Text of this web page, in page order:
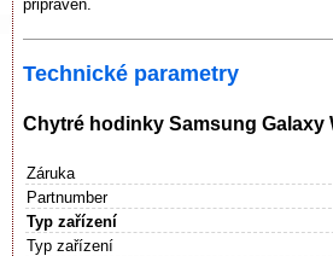
připraven.
Technické parametry
Chytré hodinky Samsung Galaxy
Záruka
Partnumber
Typ zařízení
Typ zařízení